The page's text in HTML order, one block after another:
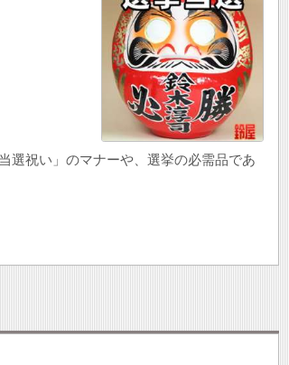
選祝い」のマナーや、選挙の必需品であ